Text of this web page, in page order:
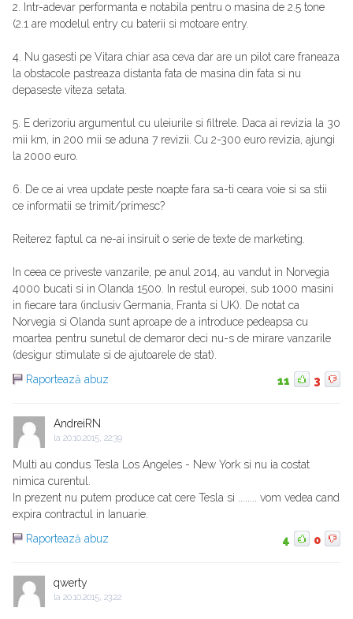
2. Intr-adevar performanta e notabila pentru o masina de 2.5 tone
(2.1 are modelul entry cu baterii si motoare entry.
4. Nu gasesti pe Vitara chiar asa ceva dar are un pilot care franeaza
la obstacole pastreaza distanta fata de masina din fata si nu
depaseste viteza setata.
5. E derizoriu argumentul cu uleiurile si filtrele. Daca ai revizia la 30
mii km, in 200 mii se aduna 7 revizii. Cu 2-300 euro revizia, ajungi
la 2000 euro.
6. De ce ai vrea update peste noapte fara sa-ti ceara voie si sa stii
ce informatii se trimit/primesc?
Reiterez faptul ca ne-ai insiruit o serie de texte de marketing.
In ceea ce priveste vanzarile, pe anul 2014, au vandut in Norvegia
4000 bucati si in Olanda 1500. In restul europei, sub 1000 masini
in fiecare tara (inclusiv Germania, Franta si UK). De notat ca
Norvegia si Olanda sunt aproape de a introduce pedeapsa cu
moartea pentru sunetul de demaror deci nu-s de mirare vanzarile
(desigur stimulate si de ajutoarele de stat).
Raportează abuz
11 3
AndreiRN
la 20.10.2015, 22:39
Multi au condus Tesla Los Angeles - New York si nu ia costat
nimica curentul.
In prezent nu putem produce cat cere Tesla si ........ vom vedea cand
expira contractul in Ianuarie.
Raportează abuz
4 0
qwerty
la 20.10.2015, 23:22